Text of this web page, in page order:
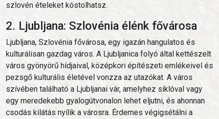
szlovén ételeket kóstolhatsz.
2. Ljubljana: Szlovénia élénk fővárosa
Ljubljana, Szlovénia fővárosa, egy igazán hangulatos és
kulturálisan gazdag város. A Ljubljanica folyó által kettészelt
város gyönyörű hídjaival, középkori építészeti emlékeivel és
pezsgő kulturális életével vonzza az utazókat. A város
szívében található a Ljubljanai vár, amelyhez siklóval vagy
egy meredekebb gyalogútvonalon lehet eljutni, és ahonnan
csodás kilátás nyílik a városra. Érdemes végigsétálni a